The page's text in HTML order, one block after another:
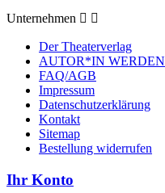
Unternehmen  
Der Theaterverlag
AUTOR*IN WERDEN
FAQ/AGB
Impressum
Datenschutzerklärung
Kontakt
Sitemap
Bestellung widerrufen
Ihr Konto